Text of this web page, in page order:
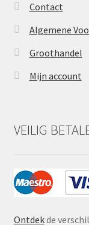
Contact
Algemene
Groothandel
Mijn account
VEILIG
Ontdekde